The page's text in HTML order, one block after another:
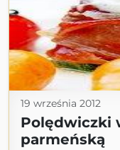
19 września 2012
Polędwiczki
parmeńską